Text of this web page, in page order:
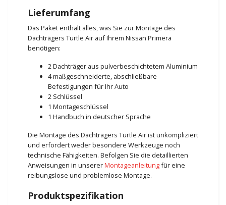
Lieferumfang
Das Paket enthält alles, was Sie zur Montage des
Dachträgers Turtle Air auf Ihrem Nissan Primera
benötigen:
2 Dachträger aus pulverbeschichtetem Aluminium
4 maßgeschneiderte, abschließbare
Befestigungen für Ihr Auto
2 Schlüssel
1 Montageschlüssel
1 Handbuch in deutscher Sprache
Die Montage des Dachträgers Turtle Air ist unkompliziert
und erfordert weder besondere Werkzeuge noch
technische Fähigkeiten. Befolgen Sie die detaillierten
Anweisungen in unsererMontageanleitungfür eine
reibungslose und problemlose Montage.
Produktspezifikation